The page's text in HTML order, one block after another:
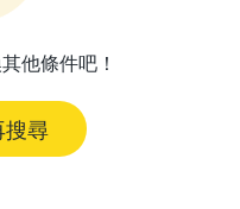
他條件吧！
尋